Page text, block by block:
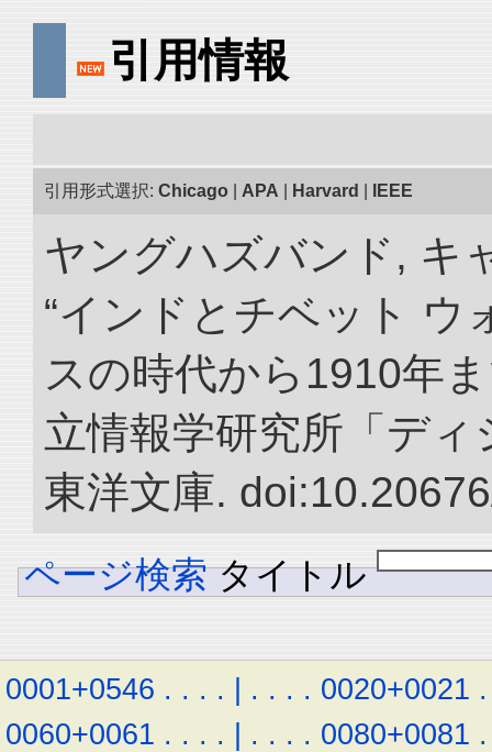
引用情報
引用形式選択: Chicago APA Harvard IEEE
ヤングハズバンド, キ
“インドとチベット ウ
スの時代から1910年
立情報学研究所「デ
東洋文庫.
ページ検索 タイトル
0001+0546 . . . . | . . . . 0020+0021 .
0060+0061 . . . . | . . . . 0080+0081 .